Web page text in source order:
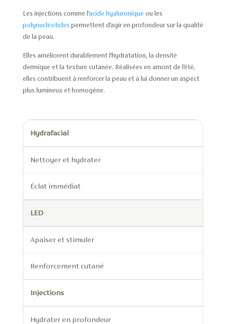
Les injections comme l’acide hyaluronique ou les
polynucléotides permettent d’agir en profondeur sur la qualité
de la peau.
Elles améliorent durablement l’hydratation, la densité
dermique et la texture cutanée. Réalisées en amont de l’été,
elles contribuent à renforcer la peau et à lui donner un aspect
plus lumineux et homogène.
Hydrafacial
Nettoyer et hydrater
Éclat immédiat
LED
Apaiser et stimuler
Renforcement cutané
Injections
Hydrater en profondeur